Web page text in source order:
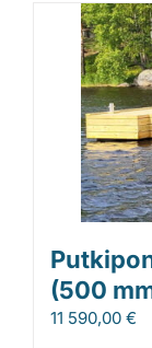
(500
11 590,00 €